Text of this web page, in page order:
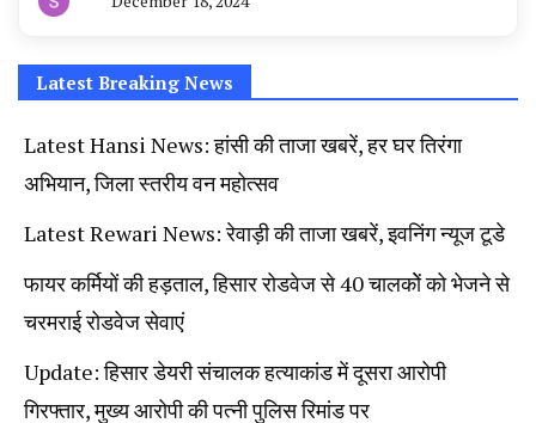
Latest Breaking News
Latest Hansi News: हांसी की ताजा खबरें, हर घर तिरंगा
अभियान, जिला स्तरीय वन महोत्सव
Latest Rewari News: रेवाड़ी की ताजा खबरें, इवनिंग न्यूज टूडे
फायर कर्मियों की हड़ताल, हिसार रोडवेज से 40 चालकोें को भेजने से
चरमराई रोडवेज सेवाएं
Update: हिसार डेयरी संचालक हत्याकांड में दूसरा आरोपी
गिरफ्तार, मुख्य आरोपी की पत्नी पुलिस रिमांड पर